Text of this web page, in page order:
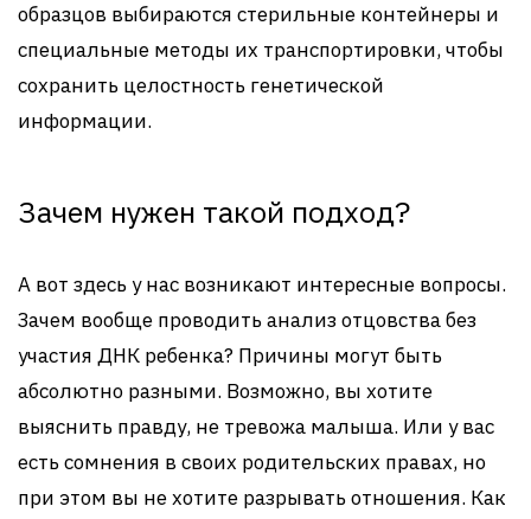
образцов выбираются стерильные контейнеры и
специальные методы их транспортировки, чтобы
сохранить целостность генетической
информации.
Зачем нужен такой подход?
А вот здесь у нас возникают интересные вопросы.
Зачем вообще проводить анализ отцовства без
участия ДНК ребенка? Причины могут быть
абсолютно разными. Возможно, вы хотите
выяснить правду, не тревожа малыша. Или у вас
есть сомнения в своих родительских правах, но
при этом вы не хотите разрывать отношения. Как